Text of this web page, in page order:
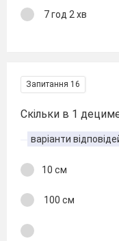
7 год 2 хв
Запитання 16
Скільки в 1
варіанти
10 см
100 см